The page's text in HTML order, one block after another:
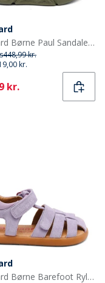
Bisgaard Børne Paul Sandaler Olive
448,99 kr.
kr.
kr.
Bisgaard Børne Barefoot Ryle Sandaler Violet